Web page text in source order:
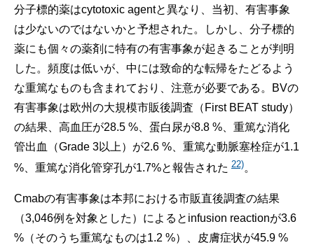
分子標的薬はcytotoxic agentと異なり、当初、有害事象
は少ないのではないかと予想された。しかし、分子標的
薬にも個々の薬剤に特有の有害事象が起きることが判明
した。頻度は低いが、中には致命的な転帰をたどるよう
な重篤なものも含まれており、注意が必要である。BVの
有害事象は欧州の大規模市販後調査（First BEAT study）
の結果、高血圧が28.5 %、蛋白尿が8.8 %、重篤な消化
管出血（Grade 3以上）が2.6 %、重篤な動脈塞栓症が1.1
%、重篤な消化管穿孔が1.7%と報告された 22)。
Cmabの有害事象は本邦における市販直後調査の結果
（3,046例を対象とした）によるとinfusion reactionが3.6
%（そのうち重篤なものは1.2 %）、皮膚症状が45.9 %